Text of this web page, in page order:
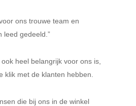
ons trouwe team en
leed gedeeld.”
heel belangrijk voor ons is,
klik met de klanten hebben.
die bij ons in de winkel